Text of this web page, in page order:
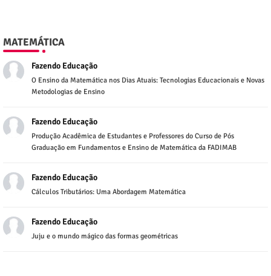
MATEMÁTICA
Fazendo Educação
O Ensino da Matemática nos Dias Atuais: Tecnologias Educacionais e Novas
Metodologias de Ensino
Fazendo Educação
Produção Acadêmica de Estudantes e Professores do Curso de Pós
Graduação em Fundamentos e Ensino de Matemática da FADIMAB
Fazendo Educação
Cálculos Tributários: Uma Abordagem Matemática
Fazendo Educação
Juju e o mundo mágico das formas geométricas